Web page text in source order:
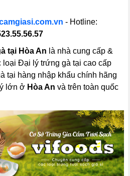
- Hotline:
tại Hòa An là nhà cung cấp &
loại Đại lý trứng gà tại cao cấp
tại hàng nhập khẩu chính hãng
lớn ở Hòa An và trên toàn quốc